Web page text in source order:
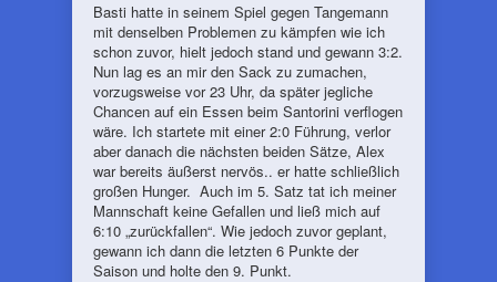
Basti hatte in seinem Spiel gegen Tangemann
mit denselben Problemen zu kämpfen wie ich
schon zuvor, hielt jedoch stand und gewann 3:2.
Nun lag es an mir den Sack zu zumachen,
vorzugsweise vor 23 Uhr, da später jegliche
Chancen auf ein Essen beim Santorini verflogen
wäre. Ich startete mit einer 2:0 Führung, verlor
aber danach die nächsten beiden Sätze, Alex
war bereits äußerst nervös.. er hatte schließlich
großen Hunger. Auch im 5. Satz tat ich meiner
Mannschaft keine Gefallen und ließ mich auf
6:10 „zurückfallen“. Wie jedoch zuvor geplant,
gewann ich dann die letzten 6 Punkte der
Saison und holte den 9. Punkt.